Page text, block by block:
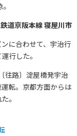
道京阪本線 寝屋川市
に合わせて、宇治行
行した。
往路〕淀屋橋発宇治
転。京都方面からは
。